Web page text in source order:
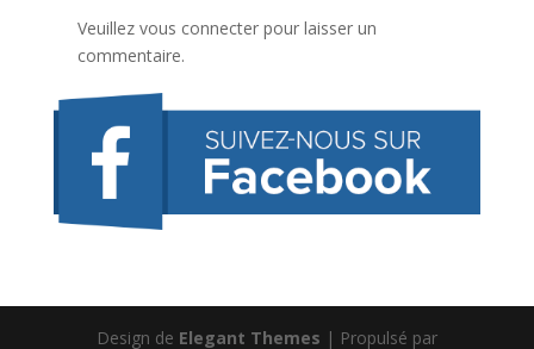
Veuillez vous connecter pour laisser un
commentaire.
Design de Elegant Themes | Propulsé par